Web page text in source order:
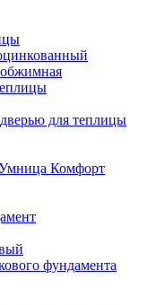
для теплицы
Комфорт
фундамента